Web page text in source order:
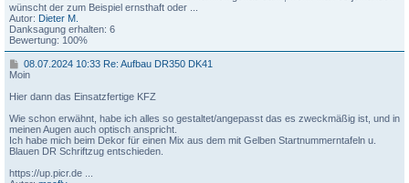
2
0
2
5
0
0
:
1
N
e
u
j
h
wünscht der zum Beispiel ernsthaft oder ...
Autor: Dieter M.
Danksagung erhalten: 6
Bewertung: 100%
0
8
0
.
2
0
2
1
08.07.2024 10:33 Re: Aufbau DR350 DK41
Moin
Hier dann das Einsatzfertige KFZ
Wie schon erwähnt, habe ich alles so gestaltet/angepasst das es zweckmäßig ist, und in
meinen Augen auch optisch anspricht.
Ich habe mich beim Dekor für einen Mix aus dem mit Gelben Startnummerntafeln u.
Blauen DR Schriftzug entschieden.
https://up.picr.de ...